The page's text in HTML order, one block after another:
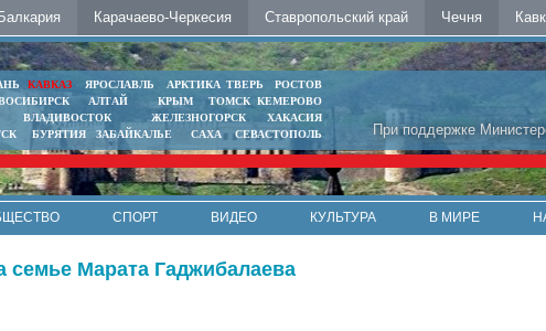
Карачаево-Черкесия Ставропольский край Чечня
При поддержке
КАВКАЗ ЯРОСЛАВЛЬ АРКТИКА ТВЕРЬ
РОСТОВ
АЛТАЙ КРЫМ ТОМСК КЕМЕРОВО
ВЛАДИВОСТОК ЖЕЛЕЗНОГОРСК
ХАКАСИЯ
БУРЯТИЯ ЗАБАЙКАЛЬЕ САХА СЕВАСТОПОЛЬ
СПОРТ ВИДЕО КУЛЬТУРА В МИРЕ
семье Марата Гаджибалаева